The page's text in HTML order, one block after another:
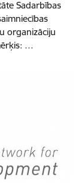
Sadarbības
organizāciju
…